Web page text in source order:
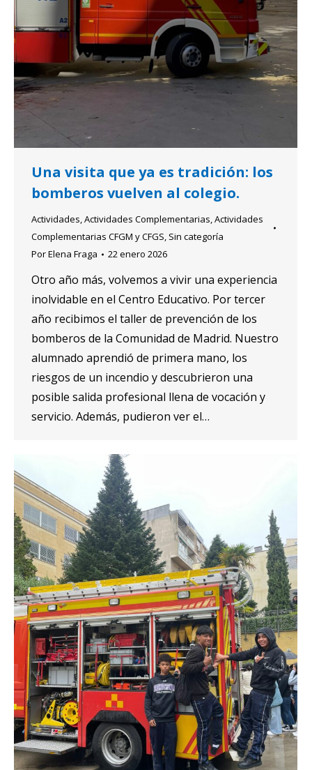
Una visita que ya es tradición: los
bomberos vuelven al colegio.
Actividades,Actividades Complementarias,Actividades
Complementarias CFGM y CFGS, Sin categoría
PorElena Fraga 22 enero 2026
Otro año más, volvemos a vivir una experiencia
inolvidable en el Centro Educativo. Por tercer
año recibimos el taller de prevención de los
bomberos de la Comunidad de Madrid. Nuestro
alumnado aprendió de primera mano, los
riesgos de un incendio y descubrieron una
posible salida profesional llena de vocación y
servicio. Además, pudieron ver el…